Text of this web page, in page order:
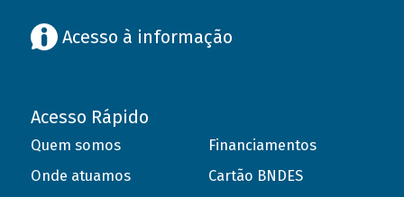
Acesso à informação
Acesso Rápido
Quem somos
Onde atuamos
Financiamentos
Cartão BNDES